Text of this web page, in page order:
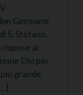
Germano
S. Stefano,
al
Dio per
grande